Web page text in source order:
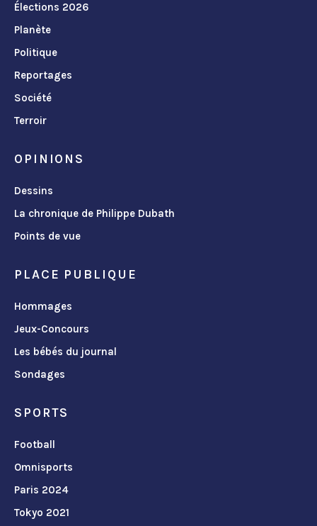
Élections 2026
Planète
Politique
Reportages
Société
Terroir
OPINIONS
Dessins
La chronique de Philippe Dubath
Points de vue
PLACE PUBLIQUE
Hommages
Jeux-Concours
Les bébés du journal
Sondages
SPORTS
Football
Omnisports
Paris 2024
Tokyo 2021